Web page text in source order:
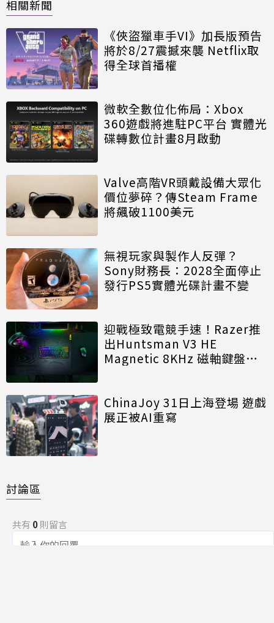
相關新聞
《俠盜獵車手VI》加長版預告
將於8/27震撼來襲 Netflix取
得全球首播權
微軟全數位化佈局：Xbox
360遊戲將進駐PC平台 實體光
碟轉數位計畫8月啟動
Valve高階VR頭戴設備大眾化
價位夢碎？傳Steam Frame
將飆破1100美元
無視玩家與製作人反彈？
Sony財務長：2028全面停止
發行PS5實體光碟計畫不變
迎戰極致電競手速！Razer推
出Huntsman V3 HE
Magnetic 8KHz 磁軸鍵盤效
ChinaJoy 31日上海登場 遊戲
展正被AI重寫
討論區
共有 0則留言